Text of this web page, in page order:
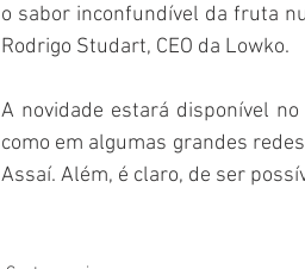
o sabor inconfundível da fruta
Rodrigo Studart, CEO da Lowko.
A novidade estará disponível
como em algumas grandes
Assaí. Além, é claro, de ser